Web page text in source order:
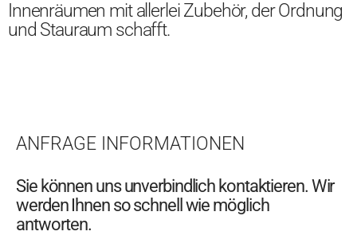
Innenräumen mit allerlei Zubehör, der Ordnung
und Stauraum schafft.
ANFRAGE INFORMATIONEN
Sie können uns unverbindlich kontaktieren. Wir
werden Ihnen so schnell wie möglich
antworten.